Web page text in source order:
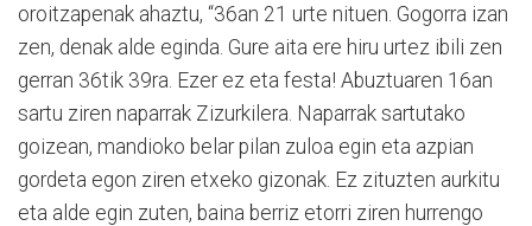
oroitzapenak ahaztu, “36an 21 urte nituen. Gogorra izan
zen, denak alde eginda. Gure aita ere hiru urtez ibili zen
gerran 36tik 39ra. Ezer ez eta festa! Abuztuaren 16an
sartu ziren naparrak Zizurkilera. Naparrak sartutako
goizean, mandioko belar pilan zuloa egin eta azpian
gordeta egon ziren etxeko gizonak. Ez zituzten aurkitu
eta alde egin zuten, baina berriz etorri ziren hurrengo